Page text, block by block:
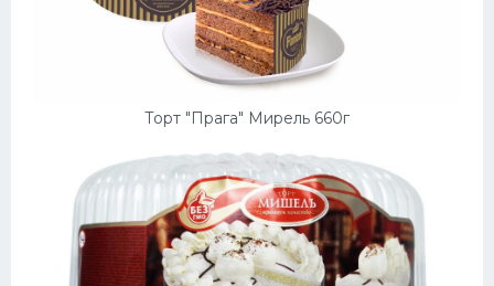
Торт "Прага" Мирель 660г